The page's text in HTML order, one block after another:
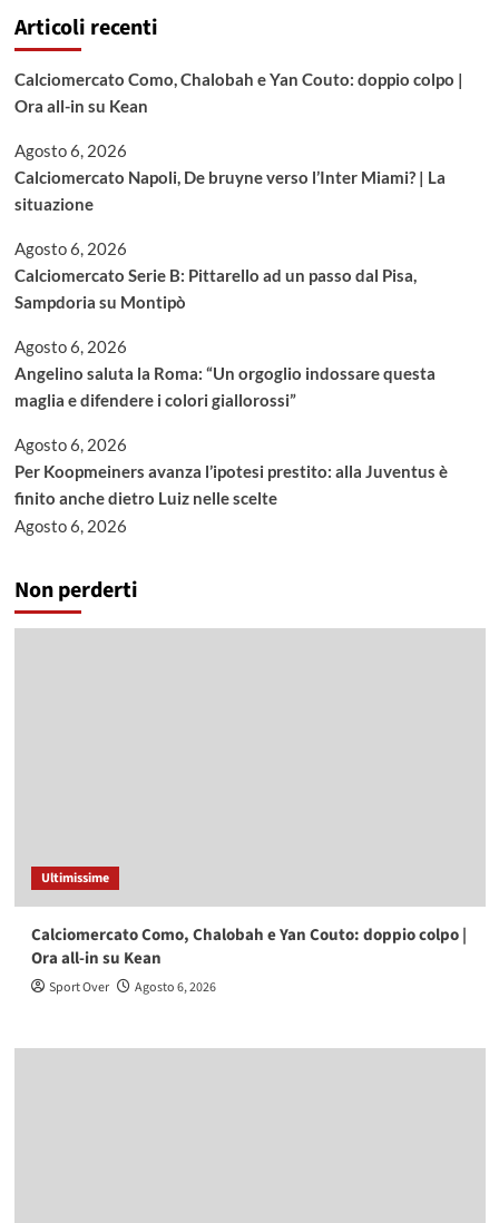
Articoli recenti
Calciomercato Como, Chalobah e Yan Couto: doppio colpo |
Ora all-in su Kean
Agosto 6, 2026
Calciomercato Napoli, De bruyne verso l’Inter Miami? | La
situazione
Agosto 6, 2026
Calciomercato Serie B: Pittarello ad un passo dal Pisa,
Sampdoria su Montipò
Agosto 6, 2026
Angelino saluta la Roma: “Un orgoglio indossare questa
maglia e difendere i colori giallorossi”
Agosto 6, 2026
Per Koopmeiners avanza l’ipotesi prestito: alla Juventus è
finito anche dietro Luiz nelle scelte
Agosto 6, 2026
Non perderti
Ultimissime
Calciomercato Como, Chalobah e Yan Couto: doppio colpo |
Ora all-in su Kean
Sport Over Agosto 6, 2026